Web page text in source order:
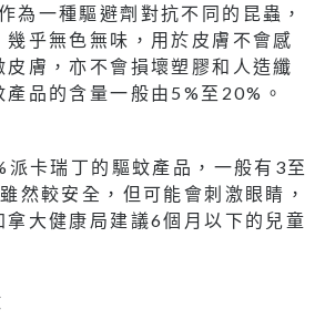
為一種驅避劑對抗不同的昆蟲，
乎無色無味，用於皮膚不會感
皮膚，亦不會損壞塑膠和人造纖
品的含量一般由5%至20%。
派卡瑞丁的驅蚊產品，一般有3至
然較安全，但可能會刺激眼睛，
拿大健康局建議6個月以下的兒童